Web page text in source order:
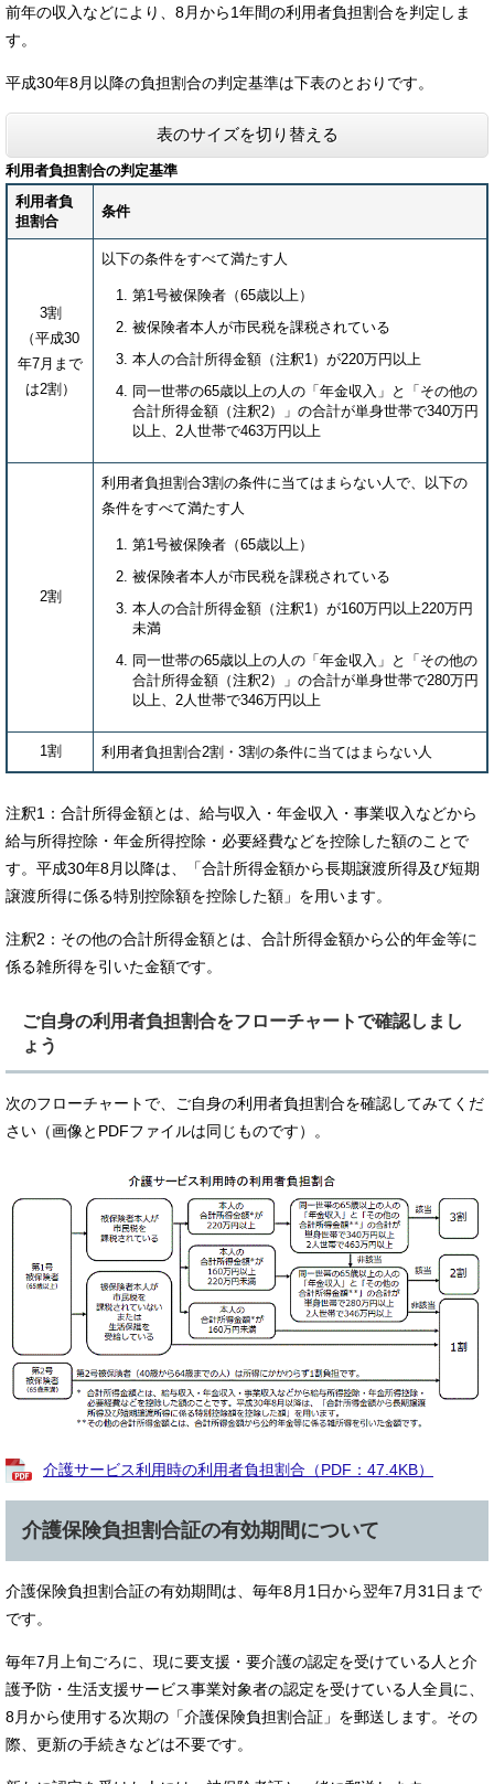
前年の収入などにより、8月から1年間の利用者負担割合を判定しま
す。
平成30年8月以降の負担割合の判定基準は下表のとおりです。
表のサイズを切り替える
利用者負担割合の判定基準
利用者負
担割合
条件
3割
（平成30
年7月まで
は2割）
以下の条件をすべて満たす人
第1号被保険者（65歳以上）
被保険者本人が市民税を課税されている
本人の合計所得金額（注釈1）が220万円以上
同一世帯の65歳以上の人の「年金収入」と「その他の
合計所得金額（注釈2）」の合計が単身世帯で340万円
以上、2人世帯で463万円以上
2割
利用者負担割合3割の条件に当てはまらない人で、以下の
条件をすべて満たす人
第1号被保険者（65歳以上）
被保険者本人が市民税を課税されている
本人の合計所得金額（注釈1）が160万円以上220万円
未満
同一世帯の65歳以上の人の「年金収入」と「その他の
合計所得金額（注釈2）」の合計が単身世帯で280万円
以上、2人世帯で346万円以上
1割 利用者負担割合2割・3割の条件に当てはまらない人
注釈1：合計所得金額とは、給与収入・年金収入・事業収入などから
給与所得控除・年金所得控除・必要経費などを控除した額のことで
す。平成30年8月以降は、「合計所得金額から長期譲渡所得及び短期
譲渡所得に係る特別控除額を控除した額」を用います。
注釈2：その他の合計所得金額とは、合計所得金額から公的年金等に
係る雑所得を引いた金額です。
ご自身の利用者負担割合をフローチャートで確認しまし
ょう
次のフローチャートで、ご自身の利用者負担割合を確認してみてくだ
さい（画像とPDFファイルは同じものです）。
介護サービス利用時の利用者負担割合（PDF：47.4KB）
介護保険負担割合証の有効期間について
介護保険負担割合証の有効期間は、毎年8月1日から翌年7月31日まで
です。
毎年7月上旬ごろに、現に要支援・要介護の認定を受けている人と介
護予防・生活支援サービス事業対象者の認定を受けている人全員に、
8月から使用する次期の「介護保険負担割合証」を郵送します。その
際、更新の手続きなどは不要です。